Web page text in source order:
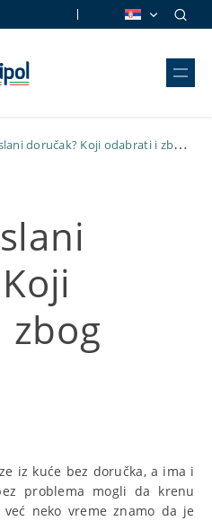
doručak? Koji odabrati i zbog
iz kuće bez doručka, a ima i
problema mogli da krenu
neko vreme znamo da je